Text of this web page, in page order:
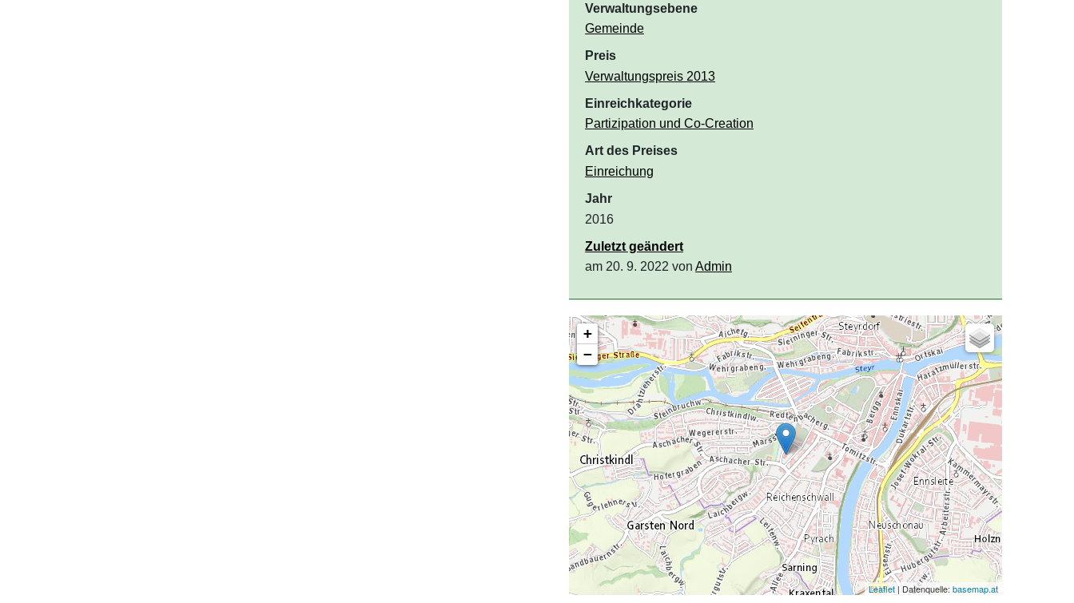
Verwaltungsebene
Gemeinde
Preis
Verwaltungspreis 2013
Einreichkategorie
Partizipation und Co-Creation
Art des Preises
Einreichung
Jahr
2016
Zuletzt geändert
am 20. 9. 2022 von Admin
+
−
Leaflet | Datenquelle: basemap.at